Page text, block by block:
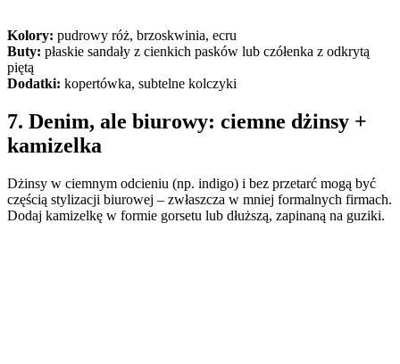
Kolory: pudrowy róż, brzoskwinia, ecru
Buty: płaskie sandały z cienkich pasków lub czółenka z odkrytą
piętą
Dodatki: kopertówka, subtelne kolczyki
7. Denim, ale biurowy: ciemne dżinsy +
kamizelka
Dżinsy w ciemnym odcieniu (np. indigo) i bez przetarć mogą być
częścią stylizacji biurowej – zwłaszcza w mniej formalnych firmach.
Dodaj kamizelkę w formie gorsetu lub dłuższą, zapinaną na guziki.